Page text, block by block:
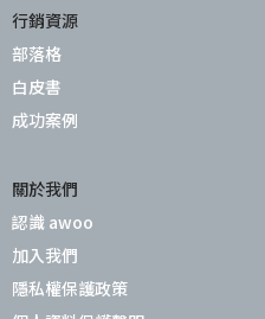
行銷資源
部落格
白皮書
成功案例
關於我們
認識 awoo
加入我們
隱私權保護政策